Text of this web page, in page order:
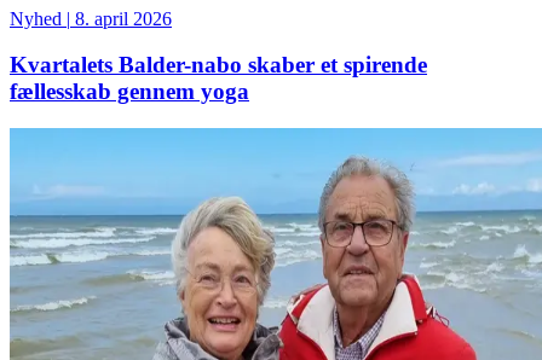
Nyhed | 8. april 2026
Kvartalets Balder-nabo skaber et spirende
fællesskab gennem yoga